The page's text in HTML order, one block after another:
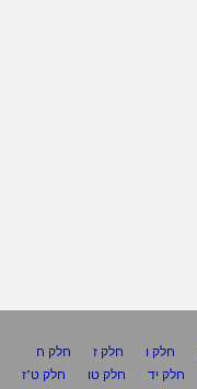
חלק ו חלק ז
חלק ח
חלק יד חלק טו חלק ט"ז